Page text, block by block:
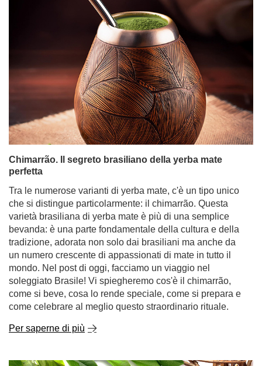
Chimarrão. Il segreto brasiliano della yerba mate
Tra le numerose varianti di yerba mate, c'è un tipo unico
che si distingue particolarmente: il chimarrão. Questa
bevanda: è una parte fondamentale della cultura e della
tradizione, adorata non solo dai brasiliani ma anche da
un numero crescente di appassionati di mate in tutto il
mondo. Nel post di oggi, facciamo un viaggio nel
soleggiato Brasile! Vi spiegheremo cos'è il chimarrão,
come si beve, cosa lo rende speciale, come si prepara e
come celebrare al meglio questo straordinario rituale.
Per saperne di più